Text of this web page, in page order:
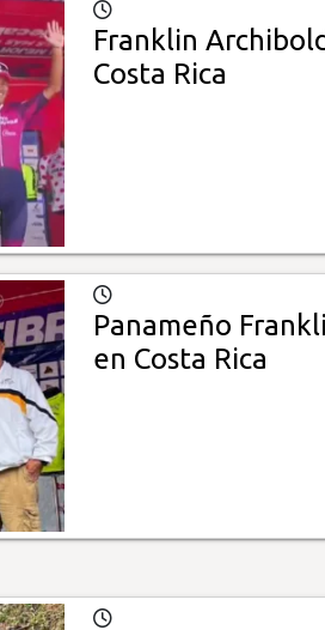
Franklin
Costa Rica
Panameño
en Costa Rica